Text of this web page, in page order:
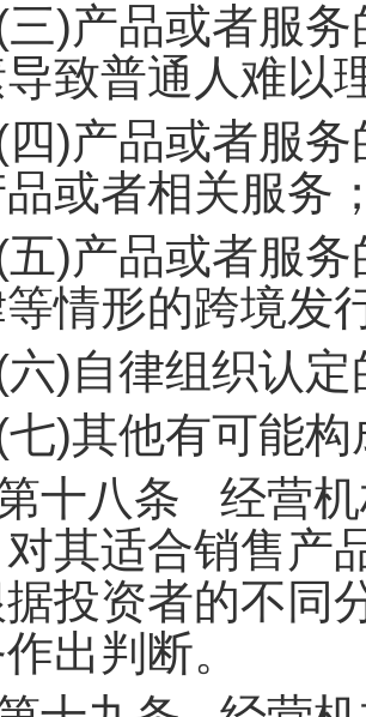
三)产品或者服
致普通人难以
四)产品或者服
或者相关服务
五)产品或者服
情形的跨境发
六)自律组织认
七)其他有可能
八条
经营
其适合销售产
投资者的不同
出判断。